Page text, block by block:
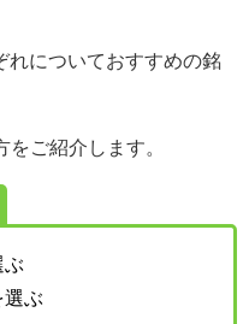
れについておすすめの銘
ご紹介します。
ぶ
選ぶ